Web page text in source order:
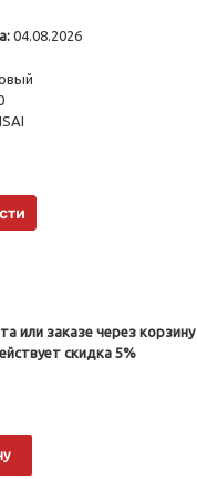
04.08.2026
или заказе через корзину
скидка 5%